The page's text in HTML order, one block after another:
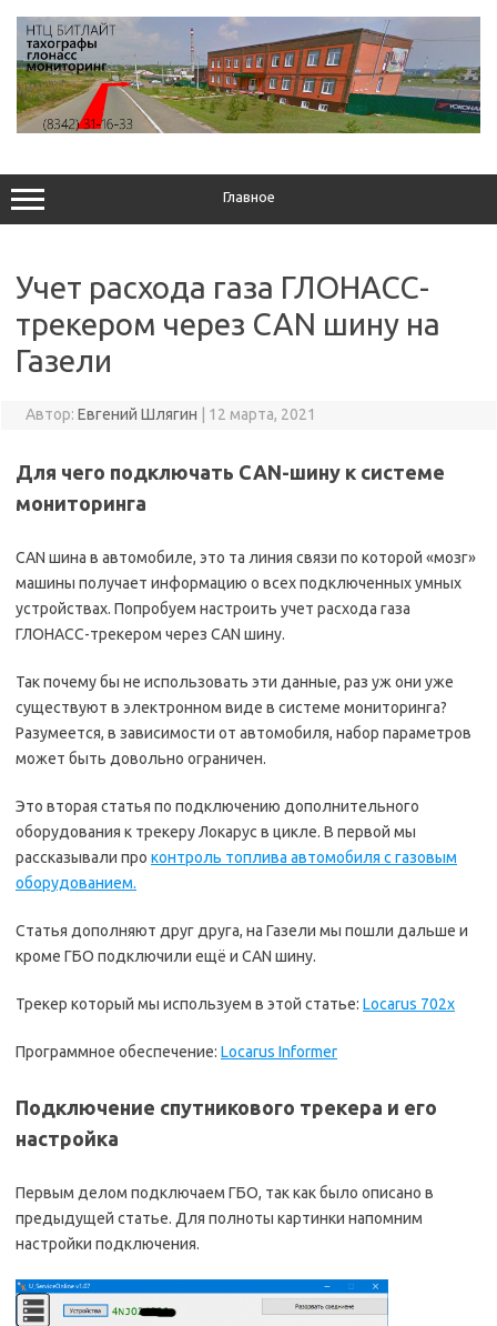
содержимому
Главное
Учет расхода газа ГЛОНАСС-
трекером через CAN шину на
Газели
Автор: Евгений Шлягин 12 марта, 2021
Для чего подключать CAN-шину к системе
мониторинга
CAN шина в автомобиле, это та линия связи по которой «мозг»
машины получает информацию о всех подключенных умных
устройствах. Попробуем настроить учет расхода газа
ГЛОНАСС-трекером через CAN шину.
Так почему бы не использовать эти данные, раз уж они уже
существуют в электронном виде в системе мониторинга?
Разумеется, в зависимости от автомобиля, набор параметров
может быть довольно ограничен.
Это вторая статья по подключению дополнительного
оборудования к трекеру Локарус в цикле. В первой мы
рассказывали про контроль топлива автомобиля с газовым
оборудованием.
Статья дополняют друг друга, на Газели мы пошли дальше и
кроме ГБО подключили ещё и CAN шину.
Трекер который мы используем в этой статье: Locarus 702x
Программное обеспечение: Locarus Informer
Подключение спутникового трекера и его
настройка
Первым делом подключаем ГБО, так как было описано в
предыдущей статье. Для полноты картинки напомним
настройки подключения.